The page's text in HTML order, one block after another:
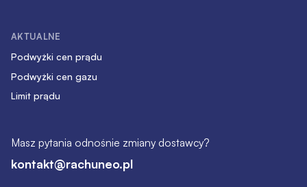
AKTUALNE
Podwyżki cen prądu
Podwyżki cen gazu
Limit prądu
Masz pytania odnośnie zmiany dostawcy?
kontakt@rachuneo.pl